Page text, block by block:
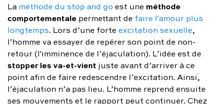
La méthode du stop and go est une méthode
comportementale permettant de faire l'amour plus
longtemps. Lors d’une forte excitation sexuelle,
l’homme va essayer de repérer son point de non-
retour (l'imminence de l’éjaculation). L’idée est de
stopper les va-et-vient juste avant d’arriver à ce
point afin de faire redescendre l’excitation. Ainsi,
l’éjaculation n’a pas lieu. L’homme reprend ensuite
ses mouvements et le rapport peut continuer. Chez